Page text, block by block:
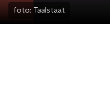
foto: Taalstaat